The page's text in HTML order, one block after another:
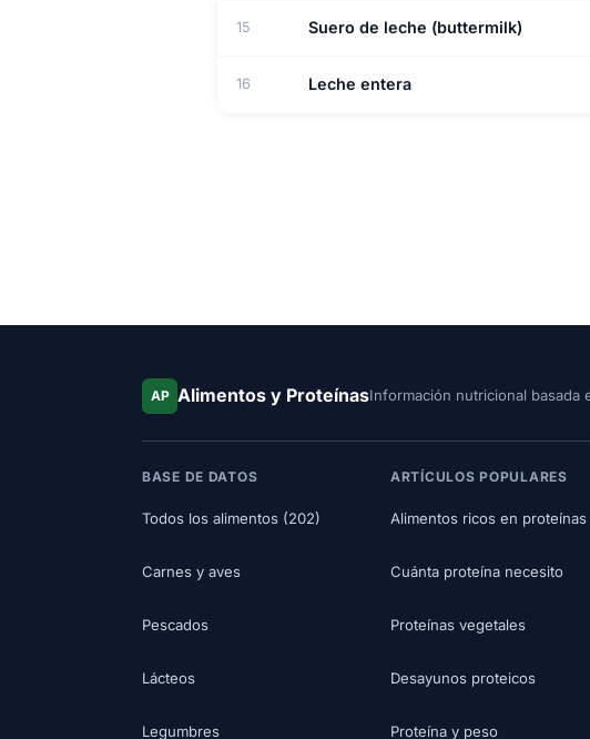
15 Suero de leche (buttermilk)
16 Leche entera
AP Alimentos y ProteínasInformación nutricional basada
BASE DE DATOS
Todos los alimentos (202)
Carnes y aves
Pescados
Lácteos
Legumbres
ARTÍCULOS POPULARES
Alimentos ricos en proteínas
Cuánta proteína necesito
Proteínas vegetales
Desayunos proteicos
Proteína y peso